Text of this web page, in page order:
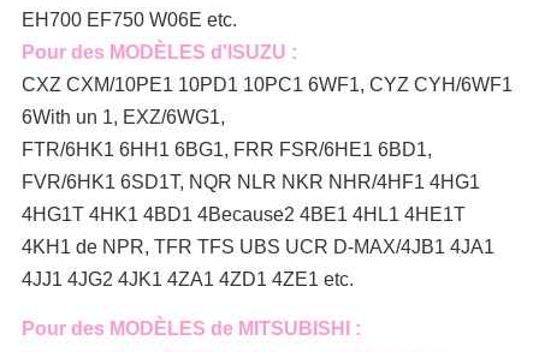
EH700 EF750 W06E etc.
Pour des MODÈLES d'ISUZU :
CXZ CXM/10PE1 10PD1 10PC1 6WF1, CYZ CYH/6WF1
6With un 1, EXZ/6WG1,
FTR/6HK1 6HH1 6BG1, FRR FSR/6HE1 6BD1,
FVR/6HK1 6SD1T, NQR NLR NKR NHR/4HF1 4HG1
4HG1T 4HK1 4BD1 4Because2 4BE1 4HL1 4HE1T
4KH1 de NPR, TFR TFS UBS UCR D-MAX/4JB1 4JA1
4JJ1 4JG2 4JK1 4ZA1 4ZD1 4ZE1 etc.
Pour des MODÈLES de MITSUBISHI :